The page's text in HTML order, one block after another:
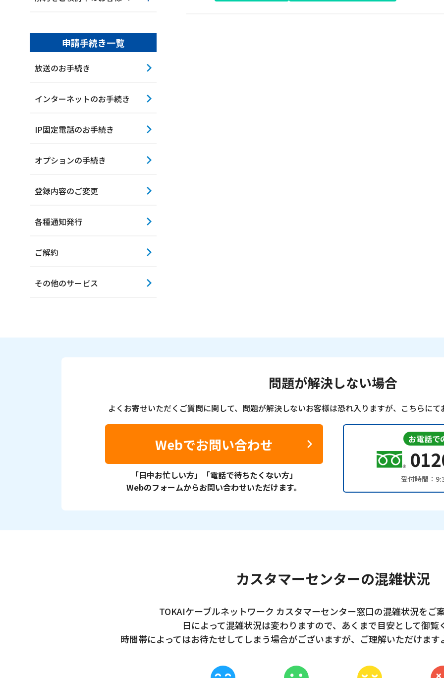
サイトマップ ウェブサイトのご利用について
申請手続き一覧
放送のお手続き
インターネットのお手続き
IP固定電話のお手続き
オプションの手続き
登録内容のご変更
各種通知発行
ご解約
その他のサービス
問題が解決しない場合
よくお寄せいただくご質問に関して、問題が解決しないお客様は恐れ入りますが、こちらにて
Webでお問い合わせ
「日中お忙しい方」「電話で待ちたくない方」
Webのフォームからお問い合わせいただけます。
お電話で
受付時間：
カスタマーセンターの混雑状況
TOKAIケーブルネットワーク カスタマーセンター窓口の混雑状況をご案
日によって混雑状況は変わりますので、あくまで目安として御覧
時間帯によってはお待たせしてしまう場合がございますが、ご理解いただけます